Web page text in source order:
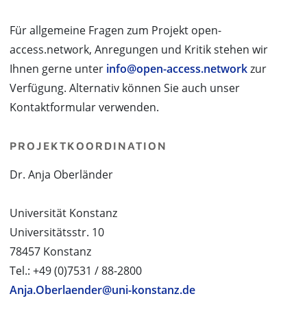
Für allgemeine Fragen zum Projekt open-
access.network, Anregungen und Kritik stehen wir
Ihnen gerne unter info@open-access.networkzur
Verfügung. Alternativ können Sie auch unser
Kontaktformular verwenden.
PROJEKTKOORDINATION
Dr. Anja Oberländer
Universität Konstanz
Universitätsstr. 10
78457 Konstanz
Tel.: +49 (0)7531 / 88-2800
Anja.Oberlaender@uni-konstanz.de